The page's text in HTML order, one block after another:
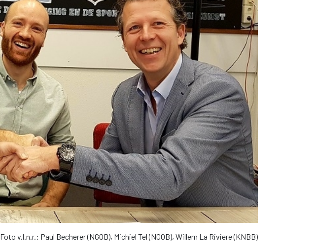
Foto v.l.n.r.: Paul Becherer (NGOB), Michiel Tel (NGOB), Willem La Riviere (KNBB)